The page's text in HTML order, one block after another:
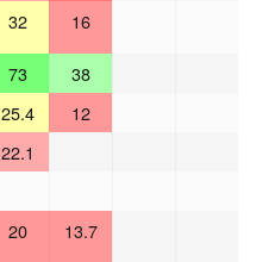
32 16
73 38
25.4 12
22.1
20 13.7